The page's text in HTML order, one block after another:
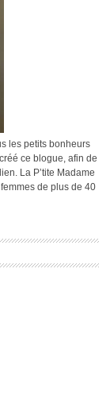
les petits bonheurs
ce blogue, afin de
La P’tite Madame
de plus de 40